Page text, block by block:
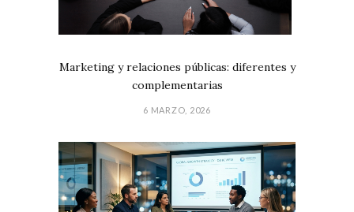
Marketing y relaciones públicas: diferentes y
complementarias
6 MARZO, 2026